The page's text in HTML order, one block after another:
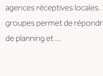
agences réceptives locales.
groupes permet de
de planning et ...